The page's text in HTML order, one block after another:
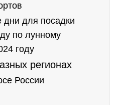
дни для посадки
по лунному
году
регионах
России